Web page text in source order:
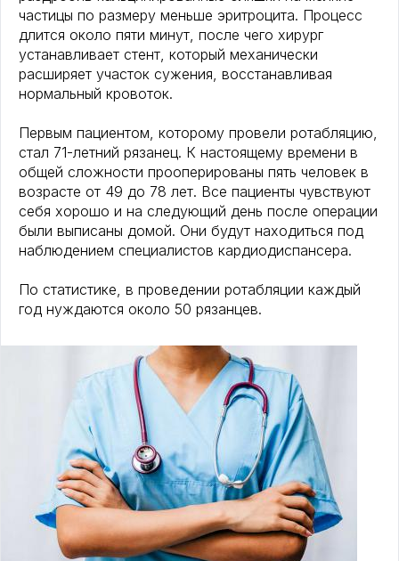
частицы по размеру меньше эритроцита. Процесс
длится около пяти минут, после чего хирург
устанавливает стент, который механически
расширяет участок сужения, восстанавливая
нормальный кровоток.
Первым пациентом, которому провели ротабляцию,
стал 71-летний рязанец. К настоящему времени в
общей сложности прооперированы пять человек в
возрасте от 49 до 78 лет. Все пациенты чувствуют
себя хорошо и на следующий день после операции
были выписаны домой. Они будут находиться под
наблюдением специалистов кардиодиспансера.
По статистике, в проведении ротабляции каждый
год нуждаются около 50 рязанцев.